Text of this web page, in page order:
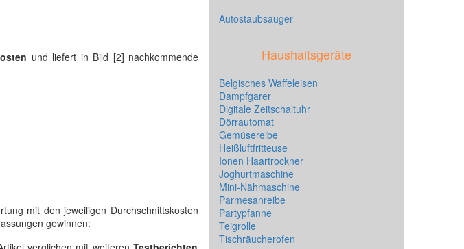
und liefert in Bild [2] nachkommende
mit den jeweiligen Durchschnittskosten
gewinnen:
Autostaubsauger
Haushaltsgeräte
Belgisches Waffeleisen
Dampfgarer
Digitale Zeitschaltuhr
Dörrautomat
Gemüsereibe
Heißluftfritteuse
Ionen Haartrockner
Joghurtmaschine
Mini-Nähmaschine
Parmesanreibe
Partypfanne
Teigrolle
Tischräucherofen